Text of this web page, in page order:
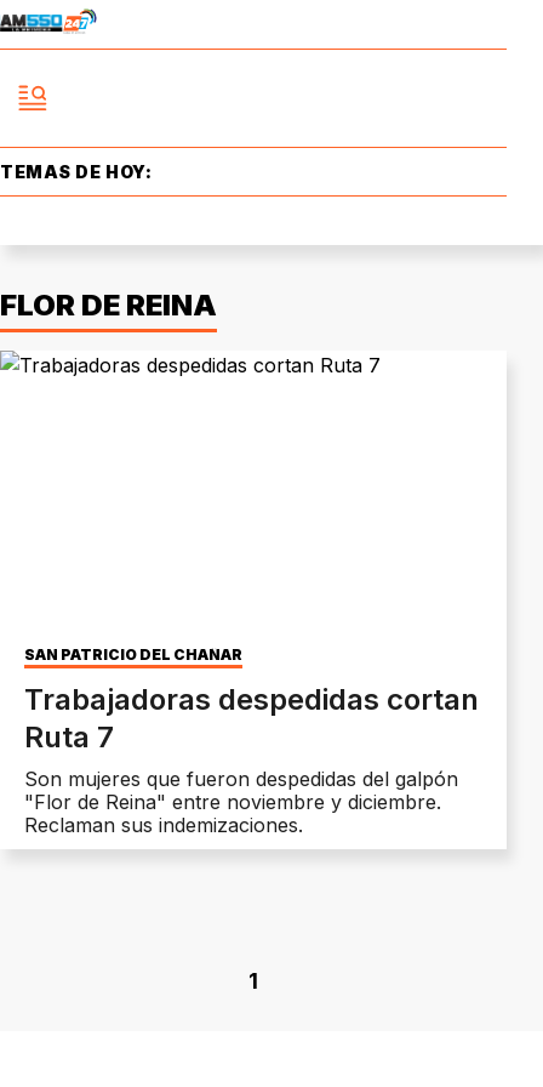
TEMAS DE HOY:
FLOR DE REINA
SAN PATRICIO DEL CHAÑAR
Trabajadoras despedidas cortan
Ruta 7
Son mujeres que fueron despedidas del galpón
"Flor de Reina" entre noviembre y diciembre.
Reclaman sus indemizaciones.
1